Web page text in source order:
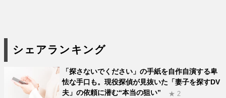
シェアランキング
「探さないでください」の手紙を自作自演する卑
怯な手口も。現役探偵が見抜いた「妻子を探すDV
夫」の依頼に潜む“本当の狙い”
★ 2